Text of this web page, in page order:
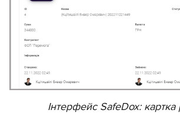
Інтерфейс SafeDox: картка